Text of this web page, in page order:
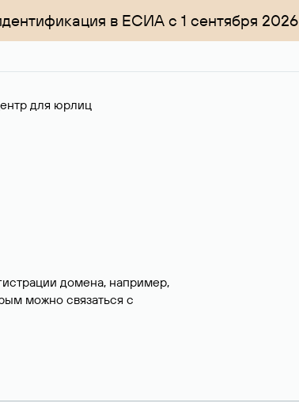
в ЕСИА с 1 сентября 2026
для юрлиц
домена, например,
можно связаться с